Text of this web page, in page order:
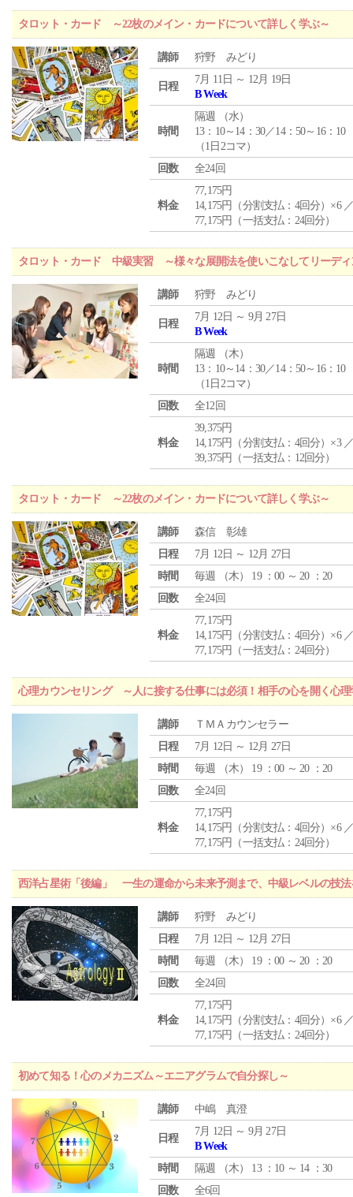
タロット・カード ～22枚のメイン・カードについて詳しく学ぶ～
講師 狩野 みどり
日程
7月 11日 ～ 12月 19日
B Week
時間
隔週 （水）
13：10～14：30／14：50～16：10
（1日2コマ）
回数
全24回
料金
77,175円
14,175円（分割支払：4回分）×6
77,175円（一括支払：24回分）
タロット・カード 中級実習 ～様々な展開法を使いこなしてリーディ
講師 狩野 みどり
日程
7月 12日 ～ 9月 27日
B Week
時間
隔週 （木）
13：10～14：30／14：50～16：10
（1日2コマ）
回数
全12回
料金
39,375円
14,175円（分割支払：4回分）×3
39,375円（一括支払：12回分）
タロット・カード ～22枚のメイン・カードについて詳しく学ぶ～
講師
森信 彰雄
日程
7月 12日 ～ 12月 27日
時間
毎週 （木） 19 ：00 ～ 20 ：20
回数
全24回
料金
77,175円
14,175円（分割支払：4回分）×6
77,175円（一括支払：24回分）
心理カウンセリング ～人に接する仕事には必須！相手の心を開く心理
講師
ＴＭＡカウンセラー
日程
7月 12日 ～ 12月 27日
時間
毎週 （木） 19 ：00 ～ 20 ：20
回数
全24回
料金
77,175円
14,175円（分割支払：4回分）×6
77,175円（一括支払：24回分）
西洋占星術「後編」 一生の運命から未来予測まで、中級レベルの技法
講師
狩野 みどり
日程
7月 12日 ～ 12月 27日
時間
毎週 （木） 19 ：00 ～ 20 ：20
回数
全24回
料金
77,175円
14,175円（分割支払：4回分）×6
77,175円（一括支払：24回分）
初めて知る！心のメカニズム～エニアグラムで自分探し～
講師 中嶋 真澄
日程
7月 12日 ～ 9月 27日
B Week
時間
隔週 （木） 13 ：10 ～ 14 ：30
回数
全6回